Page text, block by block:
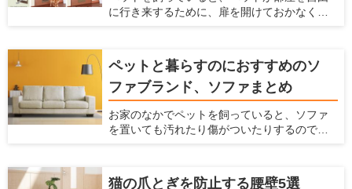
と、階段が犬に及ぼすダメージやリスクを解
に行き来するために、扉を開けておかなくて
トイレをおいている時には、部屋に臭いが
入ってきてしまいます。 かといって閉めてお
いても、ペットが移動したいという時に毎回
開け閉めしなくてはならず、面倒ですよね。
そんなときには、ペット用ドアを設置するの
がおすすめです。 ペット用ドアとは、通常の
ペットがお部屋を自由に行き来ができるの
ペットと暮らすのにおすすめのソ
ファブランド、ソファまとめ
お家のなかでペットを飼っていると、ソファ
を置いても汚れたり傷がついたりするのでソ
ますし便利です。もしペットを飼っている方
猫の爪とぎを防止する腰壁5選